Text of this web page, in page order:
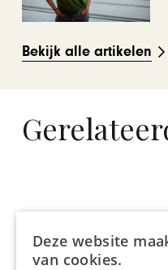
Bekijk alle artikelen
Deze website
van cookies.